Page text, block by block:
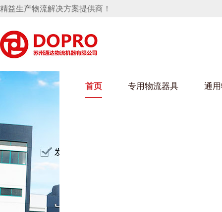
精益生产物流解决方案提供商！
首页 专用物流器具
葫芦娃下载最污架
盘 保险杠料架
冲压件料架
架
消声器料架
通
车
桶水箱支架
行业
行业